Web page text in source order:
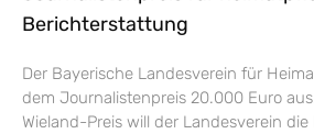
Berichterstattung
Der Bayerische Landesverein für
dem Journalistenpreis 20.000 Euro
Wieland-Preis will der Landesverein